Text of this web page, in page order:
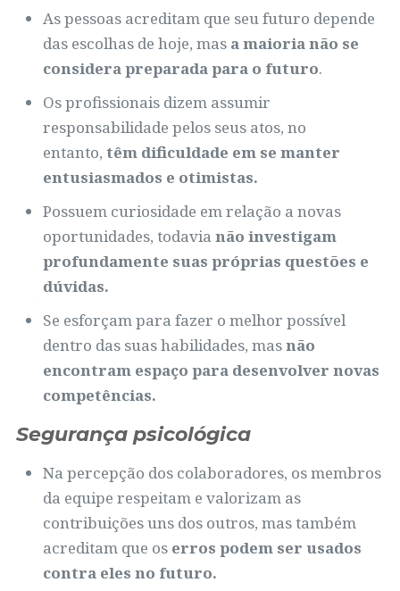
As pessoas acreditam que seu futuro depende
das escolhas de hoje, mas a maioria não se
considera preparada para o futuro.
Os profissionais dizem assumir
responsabilidade pelos seus atos, no
entanto, têm dificuldade em se manter
entusiasmados e otimistas.
Possuem curiosidade em relação a novas
oportunidades, todavia não investigam
profundamente suas próprias questões e
dúvidas.
Se esforçam para fazer o melhor possível
dentro das suas habilidades, masnão
encontram espaço para desenvolver novas
competências.
Segurança psicológica
Na percepção dos colaboradores, os membros
da equipe respeitam e valorizam as
contribuições uns dos outros, mas também
acreditam que os erros podem ser usados
contra eles no futuro.